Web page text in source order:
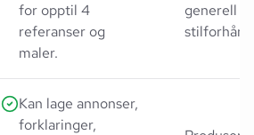
for opptil 4
referanser og
maler.
generell
Kan lage annonser,
forklaringer,